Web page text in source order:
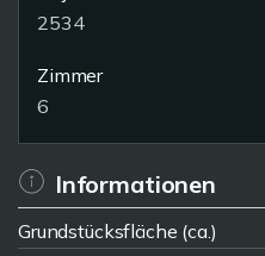
2534
Zimmer
6
Informationen
Grundstücksfläche (ca.)